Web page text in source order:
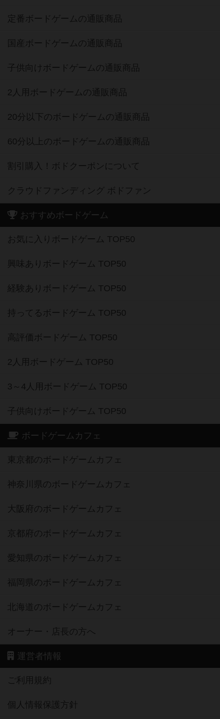
定番ボードゲームの通販商品
国産ボードゲームの通販商品
子供向けボードゲームの通販商品
2人用ボードゲームの通販商品
20分以下のボードゲームの通販商品
60分以上のボードゲームの通販商品
割引購入！ボドクーポンについて
クラウドファンディング ボドファン
おすすめボードゲーム
お気に入りボードゲーム TOP50
興味ありボードゲーム TOP50
経験ありボードゲーム TOP50
持ってるボードゲーム TOP50
高評価ボードゲーム TOP50
2人用ボードゲーム TOP50
3～4人用ボードゲーム TOP50
子供向けボードゲーム TOP50
ボードゲームカフェ
東京都のボードゲームカフェ
神奈川県のボードゲームカフェ
大阪府のボードゲームカフェ
京都府のボードゲームカフェ
愛知県のボードゲームカフェ
福岡県のボードゲームカフェ
北海道のボードゲームカフェ
オーナー・店長の方へ
運営者情報
ご利用規約
個人情報保護方針